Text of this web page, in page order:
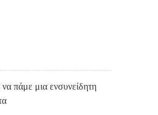
πάμε μια ενσυνείδητη